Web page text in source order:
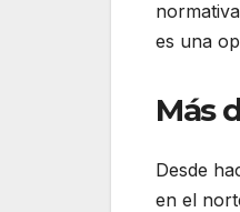
es una
Más
Desde
en el